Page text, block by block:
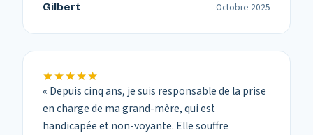
Gilbert Octobre 2025
★★★★★
★★★★★
« Depuis cinq ans, je suis responsable de la prise
en charge de ma grand-mère, qui est
handicapée et non-voyante. Elle souffre